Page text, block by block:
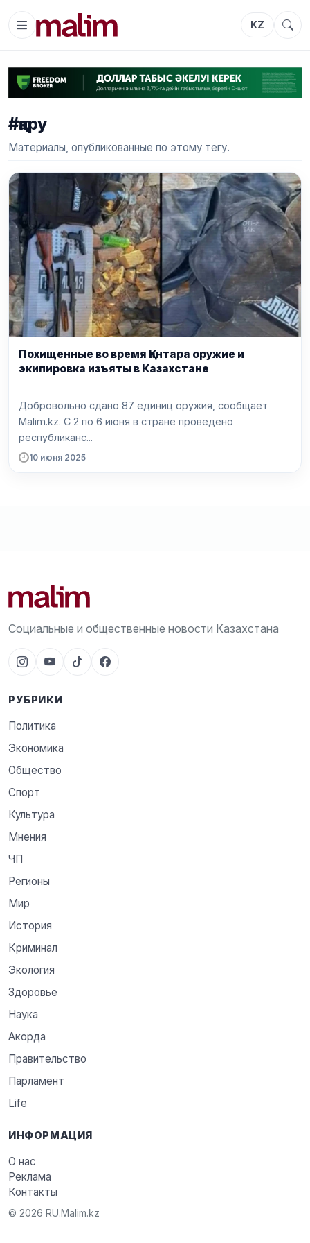
KZ
#қару
Материалы, опубликованные по этому тегу.
Похищенные во время Қантара оружие и
экипировка изъяты в Казахстане
Добровольно сдано 87 единиц оружия, сообщает
Malim.kz. С 2 по 6 июня в стране проведено
республиканс...
10 июня 2025
Социальные и общественные новости Казахстана
РУБРИКИ
Политика
Экономика
Общество
Спорт
Культура
Мнения
ЧП
Регионы
Мир
История
Криминал
Экология
Здоровье
Наука
Акорда
Правительство
Парламент
Life
ИНФОРМАЦИЯ
О нас
Реклама
Контакты
© 2026 RU.Malim.kz